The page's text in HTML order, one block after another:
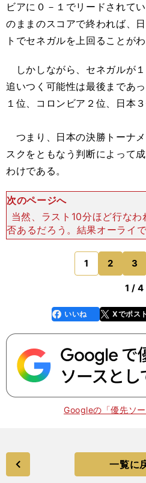
ビアに０－１でリードされて
のままのスコアで終われば、
トでセネガルを上回ることが
しかしながら、セネガルが
追いつく可能性は最後まであ
１位、コロンビア２位、日本
つまり、日本の決勝トーナ
スクをともなう判断によって
わけである。
次のページへ
当然、ラスト10分ほど行な
否あるだろう。結果オーライ
ネガルが同点に追いついてい
る終戦になっていたはずだ
「カウンター
1 2 3
のページへ
1 / 4
faceboo
k
いいね Xでポス
Googleの「優先ソ
一覧に